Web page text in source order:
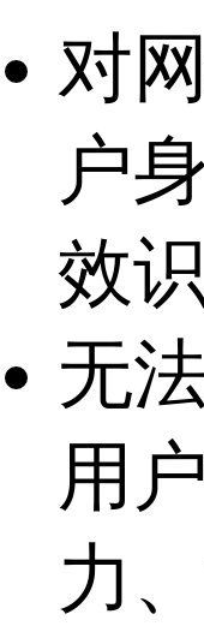
对
户
效
无
用
力